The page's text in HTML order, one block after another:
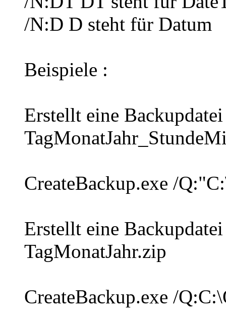
/N:D D steht für Datum
Beispiele :
Erstellt eine
CreateBackup.exe /
Erstellt eine
TagMonatJahr.zip
CreateBackup.exe /